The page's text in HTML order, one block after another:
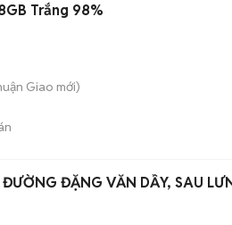
Trắng 98%
Giao mới)
ĐẶNG VĂN DẦY, SAU